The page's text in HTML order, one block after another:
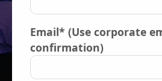
Email* (Use corporate
confirmation)